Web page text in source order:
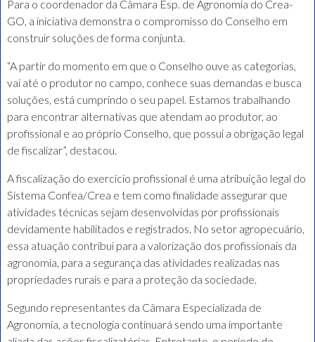
Para o coordenador da Câmara Esp. de Agronomia do Crea-
GO, a iniciativa demonstra o compromisso do Conselho em
construir soluções de forma conjunta.
“A partir do momento em que o Conselho ouve as categorias,
vai até o produtor no campo, conhece suas demandas e busca
soluções, está cumprindo o seu papel. Estamos trabalhando
para encontrar alternativas que atendam ao produtor, ao
profissional e ao próprio Conselho, que possui a obrigação legal
de fiscalizar”, destacou.
A fiscalização do exercício profissional é uma atribuição legal do
Sistema Confea/Crea e tem como finalidade assegurar que
atividades técnicas sejam desenvolvidas por profissionais
devidamente habilitados e registrados. No setor agropecuário,
essa atuação contribui para a valorização dos profissionais da
agronomia, para a segurança das atividades realizadas nas
propriedades rurais e para a proteção da sociedade.
Segundo representantes da Câmara Especializada de
Agronomia, a tecnologia continuará sendo uma importante